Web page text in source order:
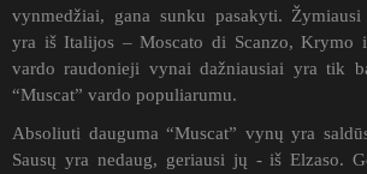
vynmedžiai, gana sunku pasakyti. Žymiausi
yra iš Italijos – Moscato di Scanzo,
vardo raudonieji vynai dažniausiai yra tik
“Muscat” vardo populiarumu.
Absoliuti dauguma “Muscat” vynų yra
Sausų yra nedaug, geriausi jų - iš Elzaso.